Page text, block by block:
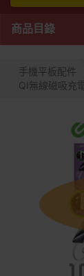
商品目錄
手機平板配件
QI無線磁吸充